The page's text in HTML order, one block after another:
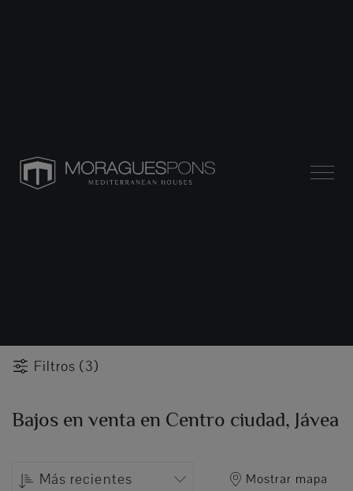
Filtros (3)
Bajos en venta en Centro ciudad, Jávea
Más recientes Mostrar mapa